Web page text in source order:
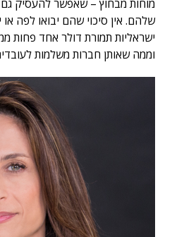
מוחות מבחוץ – שאפשר להעסיק
שלהם. אין סיכוי שהם יבואו לפה
ישראליות תמורת דולר אחד פחות
וממה שאותן חברות משלמות